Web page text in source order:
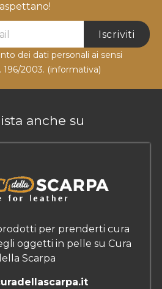
aspettano!
Iscriviti
dei dati personali ai sensi
196/2003. (informativa)
anche su
per prenderti cura
oggetti in pelle su Cura
Scarpa